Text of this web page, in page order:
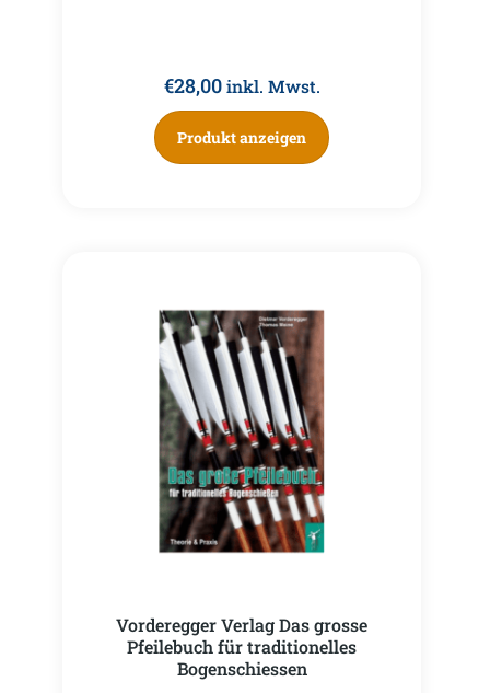
€28,00 inkl. Mwst.
Produkt anzeigen
Vorderegger Verlag Das grosse
Pfeilebuch für traditionelles
Bogenschiessen